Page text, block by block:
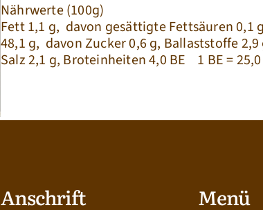
Nährwerte (100g)
Fett 1,1 g,  davon gesättigte Fettsäuren 0,1
48,1 g,  davon Zucker 0,6 g, Ballaststoffe
Salz 2,1 g, Broteinheiten 4,0 BE    1 BE =
Anschrift Menü